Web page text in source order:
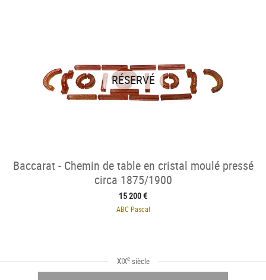
RÉSERVÉ
Baccarat - Chemin de table en cristal moulé pressé
circa 1875/1900
15 200 €
ABC Pascal
XIXesiècle